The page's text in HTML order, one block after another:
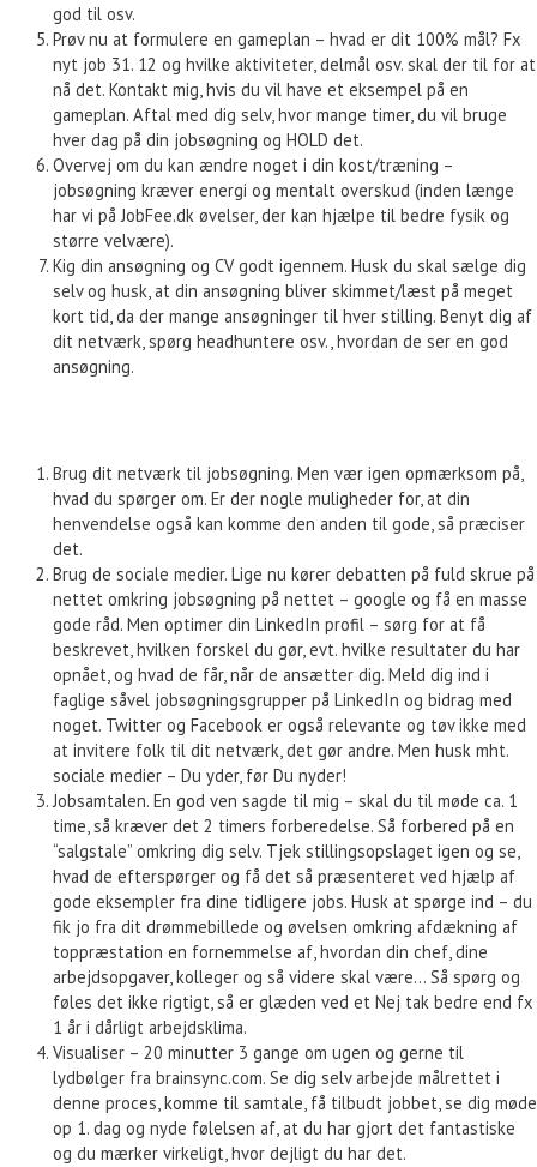
god til osv.
Prøv nu at formulere en gameplan – hvad er dit 100% mål? Fx
nyt job 31. 12 og hvilke aktiviteter, delmål osv. skal der til for at
nå det. Kontakt mig, hvis du vil have et eksempel på en
gameplan. Aftal med dig selv, hvor mange timer, du vil bruge
hver dag på din jobsøgning og HOLD det.
Overvej om du kan ændre noget i din kost/træning –
jobsøgning kræver energi og mentalt overskud (inden længe
har vi på JobFee.dk øvelser, der kan hjælpe til bedre fysik og
større velvære).
Kig din ansøgning og CV godt igennem. Husk du skal sælge dig
selv og husk, at din ansøgning bliver skimmet/læst på meget
kort tid, da der mange ansøgninger til hver stilling. Benyt dig af
dit netværk, spørg headhuntere osv., hvordan de ser en god
ansøgning.
Brug dit netværk til jobsøgning. Men vær igen opmærksom på,
hvad du spørger om. Er der nogle muligheder for, at din
henvendelse også kan komme den anden til gode, så præciser
det.
Brug de sociale medier. Lige nu kører debatten på fuld skrue på
nettet omkring jobsøgning på nettet – google og få en masse
gode råd. Men optimer din LinkedIn profil – sørg for at få
beskrevet, hvilken forskel du gør, evt. hvilke resultater du har
opnået, og hvad de får, når de ansætter dig. Meld dig ind i
faglige såvel jobsøgningsgrupper på LinkedIn og bidrag med
noget. Twitter og Facebook er også relevante og tøv ikke med
at invitere folk til dit netværk, det gør andre. Men husk mht.
sociale medier – Du yder, før Du nyder!
Jobsamtalen. En god ven sagde til mig – skal du til møde ca. 1
time, så kræver det 2 timers forberedelse. Så forbered på en
“salgstale” omkring dig selv. Tjek stillingsopslaget igen og se,
hvad de efterspørger og få det så præsenteret ved hjælp af
gode eksempler fra dine tidligere jobs. Husk at spørge ind – du
fik jo fra dit drømmebillede og øvelsen omkring afdækning af
toppræstation en fornemmelse af, hvordan din chef, dine
arbejdsopgaver, kolleger og så videre skal være… Så spørg og
føles det ikke rigtigt, så er glæden ved et Nej tak bedre end fx
1 år i dårligt arbejdsklima.
Visualiser – 20 minutter 3 gange om ugen og gerne til
lydbølger fra brainsync.com. Se dig selv arbejde målrettet i
denne proces, komme til samtale, få tilbudt jobbet, se dig møde
op 1. dag og nyde følelsen af, at du har gjort det fantastiske
og du mærker virkeligt, hvor dejligt du har det.